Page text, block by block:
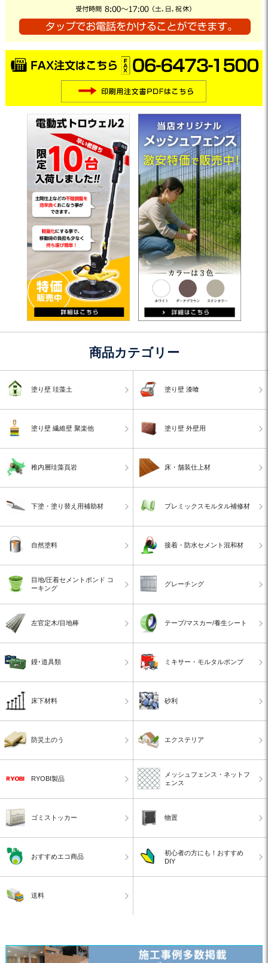
商品カテゴリー
塗り壁 珪藻土 塗り壁 漆喰
塗り壁 繊維壁 聚楽他 塗り壁 外壁用
稚内層珪藻頁岩 床・舗装仕上材
下塗・塗り替え用補助材 プレミックスモルタル補修材
自然塗料 接着・防水セメント混和材
目地/圧着セメントボンド コ
ーキング
グレーチング
左官定木/目地棒 テープ/マスカー/養生シート
鏝･道具類 ミキサー・モルタルポンプ
床下材料 砂利
防災土のう エクステリア
RYOBI製品
メッシュフェンス・ネットフ
ェンス
ゴミストッカー 物置
おすすめエコ商品
初心者の方にも！おすすめ
DIY
送料